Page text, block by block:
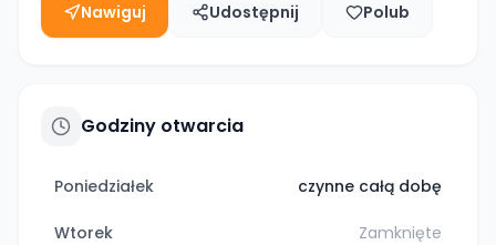
Nawiguj Udostępnij Polub
Godziny otwarcia
Poniedziałek czynne całą dobę
Wtorek Zamknięte